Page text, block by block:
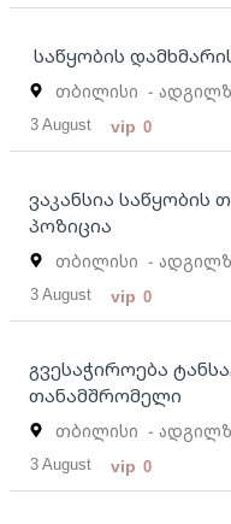
საწყობის
თბილისი -
3 August vip 0
ვაკანსია
პოზიცია
თბილისი -
3 August vip 0
გვესაჭიროება
თანამშრომელი
თბილისი -
3 August vip 0